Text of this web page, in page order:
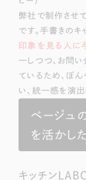
弊社で制作させ
です。手書きの
印象を見る人に
一しつつ、お問
ているため、ぼ
い、統一感を演出
ベージュ
を活かし
キッチン